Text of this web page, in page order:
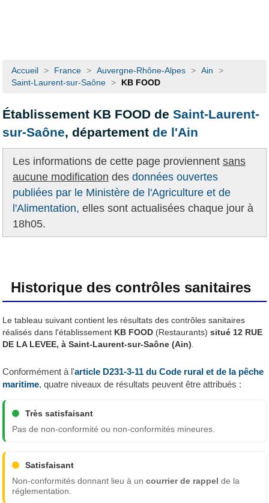
Accueil > France > Auvergne-Rhône-Alpes > Ain
>
Saint-Laurent-sur-Saône > KB FOOD
Établissement KB FOOD deSaint-Laurent-
sur-Saône, départementde l'Ain
Les informations de cette page proviennentsans
aucune modification desdonnées ouvertes
publiées par le Ministère de l'Agriculture et de
l'Alimentation, elles sont actualisées chaque jour à
18h05.
Historique des contrôles sanitaires
Le tableau suivant contient les résultats des contrôles sanitaires
réalisés dans l'établissement KB FOOD (Restaurants) situé 12 RUE
DE LA LEVEE, à Saint-Laurent-sur-Saône (Ain)
Conformément à l'article D231-3-11 du Code rural et de la pêche
maritime, quatre niveaux de résultats peuvent être attribués :
Très satisfaisant
Pas de non-conformité ou non-conformités mineures.
Satisfaisant
Non-conformités donnant lieu à uncourrier de rappel de la
réglementation.